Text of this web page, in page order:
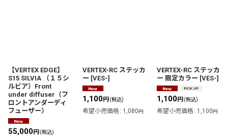
【VERTEX EDGE】
S15 SILVIA （１５シ
ルビア）Front
under diffuser（フ
ロントアンダーディ
フューザー）
55,000円(税込)
VERTEX-RC ステッカ
ー [VES-]
1,100円(税込)
希望小売価格 : 1,080円
VERTEX-RC ステッカ
ー 限定カラー [VES-]
1,100円(税込)
希望小売価格 : 1,100円